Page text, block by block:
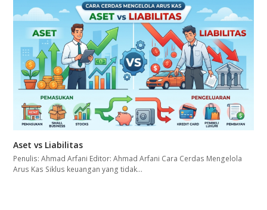
Aset vs Liabilitas
Penulis: Ahmad Arfani Editor: Ahmad Arfani Cara Cerdas Mengelola
Arus Kas Siklus keuangan yang tidak…